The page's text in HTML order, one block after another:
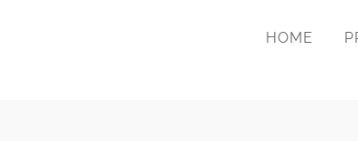
HOME